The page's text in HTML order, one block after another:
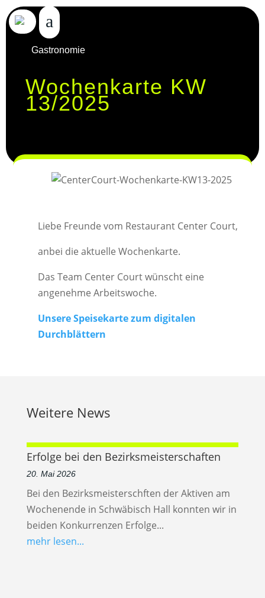
Gastronomie
Wochenkarte KW
13/2025
Liebe Freunde vom Restaurant Center Court,
anbei die aktuelle Wochenkarte.
Das Team Center Court wünscht eine
angenehme Arbeitswoche.
Unsere Speisekarte zum digitalen
Durchblättern
Weitere News
Erfolge bei den Bezirksmeisterschaften
20. Mai 2026
Bei den Bezirksmeisterschften der Aktiven am
Wochenende in Schwäbisch Hall konnten wir in
beiden Konkurrenzen Erfolge...
mehr lesen...